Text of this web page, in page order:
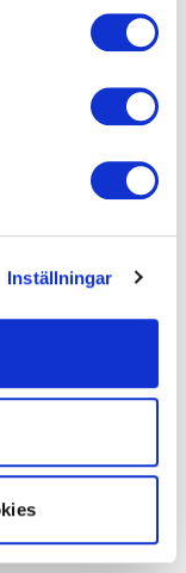
Inställningar